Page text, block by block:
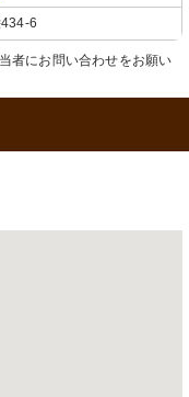
6
者にお問い合わせをお願い